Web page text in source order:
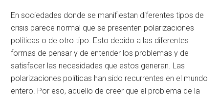
En sociedades donde se manifiestan diferentes tipos de
crisis parece normal que se presenten polarizaciones
políticas o de otro tipo. Esto debido a las diferentes
formas de pensar y de entender los problemas y de
satisfacer las necesidades que estos generan. Las
polarizaciones políticas han sido recurrentes en el mundo
entero. Por eso, aquello de creer que el problema de la